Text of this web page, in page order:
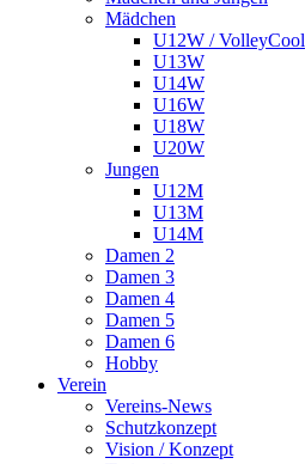
Mädchen
U12W / VolleyCool
U13W
U14W
U16W
U18W
U20W
Jungen
U12M
U13M
U14M
Damen 2
Damen 3
Damen 4
Damen 5
Damen 6
Hobby
Verein
Vereins-News
Schutzkonzept
Vision / Konzept